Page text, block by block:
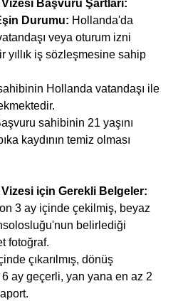
Başvuru Şartları:
Durumu: Hollanda'da
veya oturum izni
yıllık iş sözleşmesine sahip
Hollanda vatandaşı ile
sahibinin 21 yaşını
kaydının temiz olması
için Gerekli Belgeler:
3 ay içinde çekilmiş, beyaz
belirlediği
fotoğraf.
çıkarılmış, dönüş
ay geçerli, yan yana en az 2